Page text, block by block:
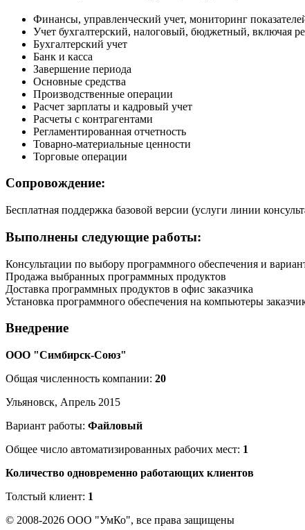
Финансы, управленческий учет, мониторинг
Учет бухгалтерский, налоговый, бюджетный, включая
Бухгалтерский учет
Банк и касса
Завершение периода
Основные средства
Производственные операции
Расчет зарплаты и кадровый учет
Расчеты с контрагентами
Регламентированная отчетность
Товарно-материальные ценности
Торговые операции
Сопровождение:
Бесплатная поддержка базовой версии (услуги линии
Выполнены следующие работы:
Консультации по выбору программного обеспечения и
Продажа выбранных программных продуктов
Доставка программных продуктов в офис заказчика
Установка программного обеспечения на компьютеры
Внедрение
ООО "Симбирск-Союз"
Общая численность компании: 20
Ульяновск, Апрель 2015
Вариант работы: Файловый
Общее число автоматизированных рабочих мест: 1
Количество одновременно работающих клиентов
Толстый клиент: 1
© 2008-2026 ООО "УмКо", все права защищены